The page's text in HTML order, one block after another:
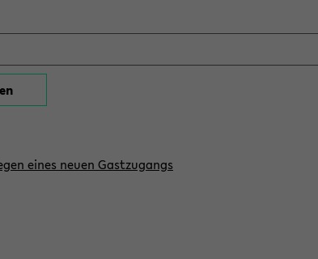
eines neuen Gastzugangs